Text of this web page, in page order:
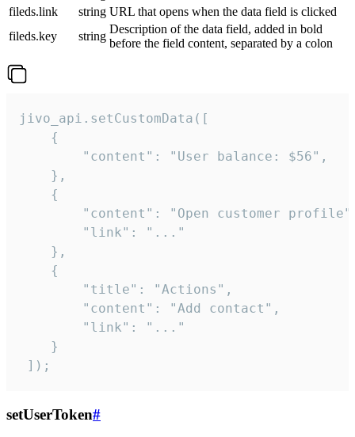
fileds.link
string URL that opens when the data field is clicked
fileds.key
string
Description of the data field, added in bold
before the field content, separated by a colon
jivo_api.setCustomData([
    {
        "content": "User balance: $56",
    },
    {
"content": "Open customer
        "link": "..."
    },
    {
        "title": "Actions",
        "content": "Add contact",
        "link": "..."
    }
]);
setUserToken#